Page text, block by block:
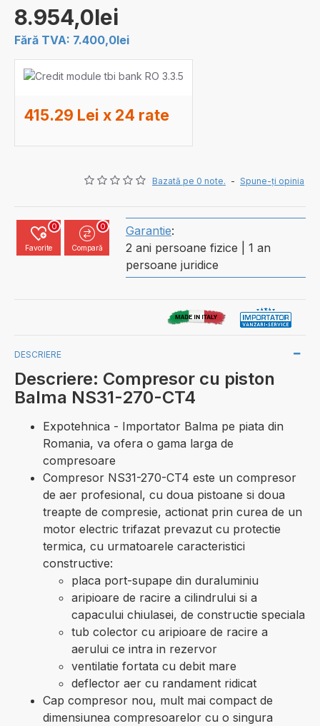
Bazată pe 0 note. - Spune-ţi opinia
8.954,0lei
Fără TVA: 7.400,0lei
415.29 Lei x 24 rate
Favorite
0
Compară
0 Garantie:
2 ani persoane fizice | 1 an
persoane juridice
DESCRIERE
Descriere: Compresor cu piston
Balma NS31-270-CT4
Expotehnica - Importator Balma pe piata din
Romania, va ofera o gama larga de
compresoare
Compresor NS31-270-CT4 este un compresor
de aer profesional, cu doua pistoane si doua
treapte de compresie, actionat prin curea de un
motor electric trifazat prevazut cu protectie
termica, cu urmatoarele caracteristici
constructive:
placa port-supape din duraluminiu
aripioare de racire a cilindrului si a
capacului chiulasei, de constructie speciala
tub colector cu aripioare de racire a
aerului ce intra in rezervor
ventilatie fortata cu debit mare
deflector aer cu randament ridicat
Cap compresor nou, mult mai compact de
dimensiunea compresoarelor cu o singura